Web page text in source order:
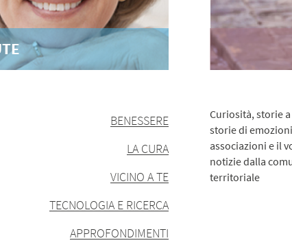
BENESSERE
LA CURA
VICINO A TE
TECNOLOGIA E RICERCA
APPROFONDIMENTI
Curiosità, storie
storie di
associazioni e il
notizie dalla
territoriale